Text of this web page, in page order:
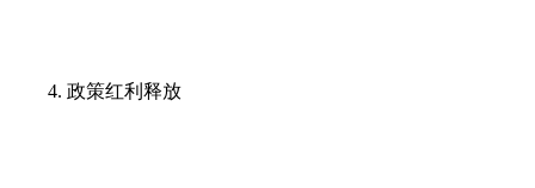
4. 政策红利释放‌